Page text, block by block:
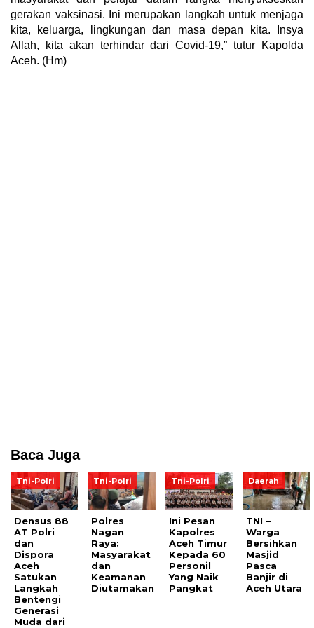
gerakan vaksinasi. Ini merupakan langkah untuk menjaga
kita, keluarga, lingkungan dan masa depan kita. Insya
Allah, kita akan terhindar dari Covid-19,” tutur Kapolda
Aceh. (Hm)
Baca Juga
Tni-Polri
Densus 88
AT Polri
dan
Dispora
Aceh
Satukan
Langkah
Bentengi
Generasi
Muda dari
Tni-Polri
Polres
Nagan
Raya:
Masyarakat
dan
Keamanan
Diutamakan
Tni-Polri
Ini Pesan
Kapolres
Aceh Timur
Kepada 60
Personil
Yang Naik
Pangkat
Daerah
TNI –
Warga
Bersihkan
Masjid
Pasca
Banjir di
Aceh Utara